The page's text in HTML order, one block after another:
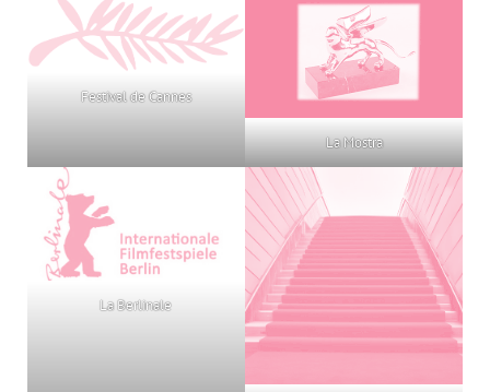
Festival de Cannes
La Mostra
La Berlinale